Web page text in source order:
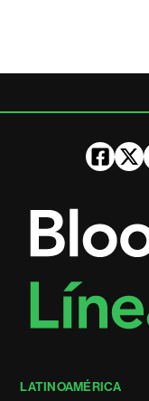
LATINOAMÉRICA